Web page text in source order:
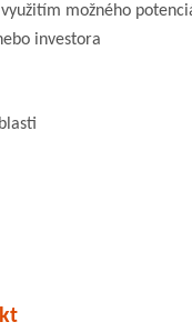
možného
investora